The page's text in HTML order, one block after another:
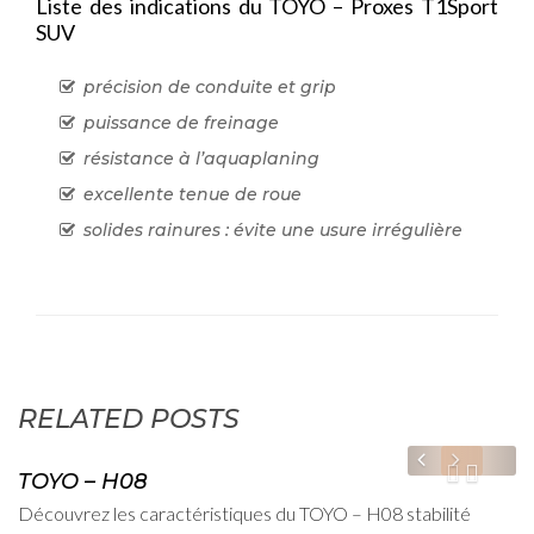
Liste des indications du TOYO – Proxes T1Sport
SUV
précision de conduite et grip
puissance de freinage
résistance à l’aquaplaning
excellente tenue de roue
solides rainures : évite une usure irrégulière
RELATED POSTS
– H08
les caractéristiques du TOYO – H08 stabilité
15 février, 2012
TOYO –
Liste des